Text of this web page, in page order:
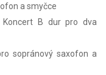
a smyčce
Koncert B dur pro dva
sopránový saxofon a